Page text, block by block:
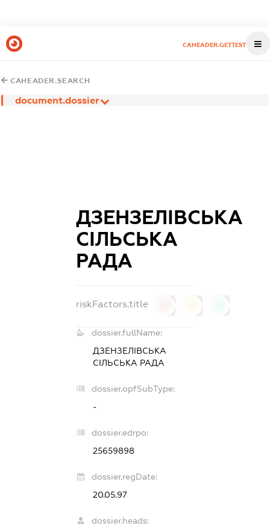
CAHEADER.GETTEST
CAHEADER.SEARCH
document.dossier
ДЗЕНЗЕЛІВСЬКА
СІЛЬСЬКА
РАДА
riskFactors.title
dossier.fullName:
ДЗЕНЗЕЛІВСЬКА
СІЛЬСЬКА РАДА
dossier.opfSubType:
-
dossier.edrpo:
25659898
dossier.regDate:
20.05.97
dossier.heads: